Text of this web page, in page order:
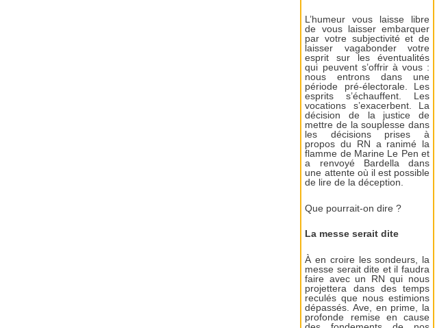
L’humeur vous laisse libre
de vous laisser embarquer
par votre subjectivité et de
laisser vagabonder votre
esprit sur les éventualités
qui peuvent s’offrir à vous :
nous entrons dans une
période pré-électorale. Les
esprits s’échauffent. Les
vocations s’exacerbent. La
décision de la justice de
mettre de la souplesse dans
les décisions prises à
propos du RN a ranimé la
flamme de Marine Le Pen et
a renvoyé Bardella dans
une attente où il est possible
de lire de la déception.
Que pourrait-on dire ?
La messe serait dite
À en croire les sondeurs, la
messe serait dite et il faudra
faire avec un RN qui nous
projettera dans des temps
reculés que nous estimions
dépassés. Ave, en prime, la
profonde remise en cause